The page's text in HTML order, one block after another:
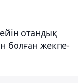
отандық
болған жекпе-